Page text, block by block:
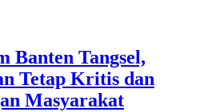
Banten Tangsel,
Tetap Kritis dan
Masyarakat